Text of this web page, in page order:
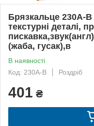
Брязкальце 230A-
текстурні деталі,
(жаба, гусак),в
В наявності
Код: 230A-B
Роздріб
401 ₴